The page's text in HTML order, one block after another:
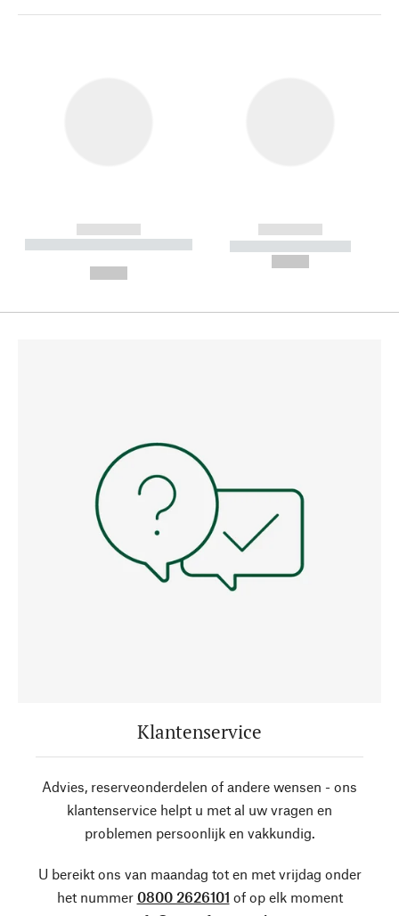
------------
----------- ----------- --------
------------
----------- -----------
Klantenservice
Advies, reserveonderdelen of andere wensen - ons
klantenservice helpt u met al uw vragen en
problemen persoonlijk en vakkundig.
U bereikt ons van maandag tot en met vrijdag onder
het nummer 0800 2626101 of op elk moment